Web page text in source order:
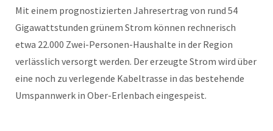
Mit einem prognostizierten Jahresertrag von rund 54
Gigawattstunden grünem Strom können rechnerisch
etwa 22.000 Zwei-Personen-Haushalte in der Region
verlässlich versorgt werden. Der erzeugte Strom wird über
eine noch zu verlegende Kabeltrasse in das bestehende
Umspannwerk in Ober-Erlenbach eingespeist.